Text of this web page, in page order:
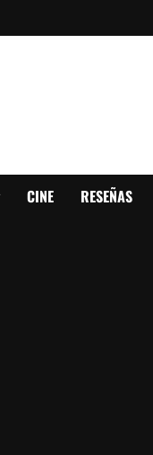
CINE RESEÑAS